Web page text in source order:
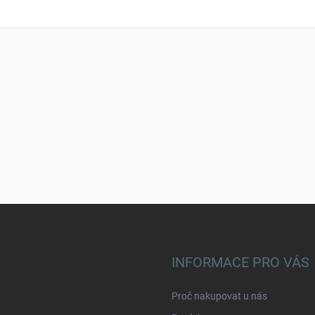
INFORMACE PRO VÁS
Proč nakupovat u nás